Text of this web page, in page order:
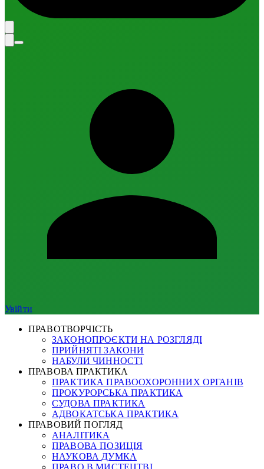
Увійти
ПРАВОТВОРЧІСТЬ
ЗАКОНОПРОЄКТИ НА РОЗГЛЯДІ
ПРИЙНЯТІ ЗАКОНИ
НАБУЛИ ЧИННОСТІ
ПРАВОВА ПРАКТИКА
ПРАКТИКА ПРАВООХОРОННИХ ОРГАНІВ
ПРОКУРОРСЬКА ПРАКТИКА
СУДОВА ПРАКТИКА
АДВОКАТСЬКА ПРАКТИКА
ПРАВОВИЙ ПОГЛЯД
АНАЛІТИКА
ПРАВОВА ПОЗИЦІЯ
НАУКОВА ДУМКА
ПРАВО В МИСТЕЦТВІ